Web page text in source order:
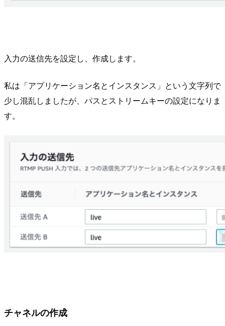
入力の送信先を設定し、作成します。
私は「アプリケーション名とインスタンス」という文字列で
少し混乱しましたが、パスとストリームキーの設定になりま
す。
チャネルの作成